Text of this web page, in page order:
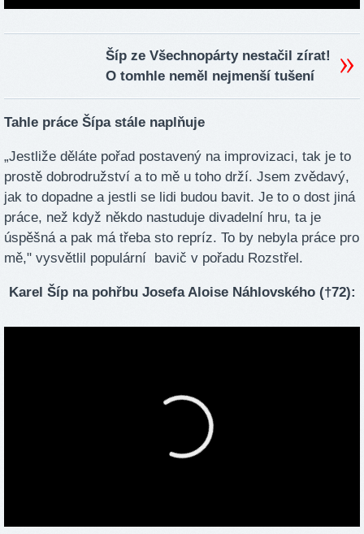
Šíp ze Všechnopárty nestačil zírat!
O tomhle neměl nejmenší tušení
Tahle práce Šípa stále naplňuje
„Jestliže děláte pořad postavený na improvizaci, tak je to
prostě dobrodružství a to mě u toho drží. Jsem zvědavý,
jak to dopadne a jestli se lidi budou bavit. Je to o dost jiná
práce, než když někdo nastuduje divadelní hru, ta je
úspěšná a pak má třeba sto repríz. To by nebyla práce pro
mě," vysvětlil populární bavič v pořadu Rozstřel.
Karel Šíp na pohřbu Josefa Aloise Náhlovského (†72):